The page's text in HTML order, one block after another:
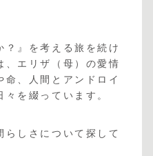
？』を考える旅を続け
、エリザ（母）の愛情
命、人間とアンドロイ
々を綴っています。
らしさについて探して